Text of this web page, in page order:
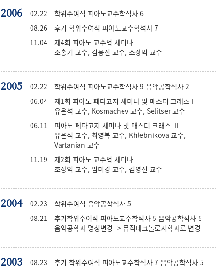
2006 02.22
학위수여식 피아노교수학석사 6
08.26
후기 학위수여식 피아노교수학석사 7
11.04
제4회 피아노 교수법 세미나
조홍기 교수, 김용진 교수, 조상익 교수
2005 02.22
학위수여식 피아노교수학석사 9 음악공학석사 2
06.04
제1회 피아노 페다고지 세미나 및 매스터 크래스Ⅰ
유은석 교수, Kosmachev 교수, Selitser 교수
06.11
피아노 페다고지 세미나 및 매스터 크래스 Ⅱ
유은석 교수, 최영복 교수, Khlebnikova 교수,
Vartanian 교수
11.19
제2회 피아노 교수법 세미나
조상익 교수, 임미경 교수, 김영전 교수
2004 02.23
학위수여식 음악공학석사 5
08.21
후기학위수여식 피아노교수학석사 5 음악공학석사 5
음악공학과 명칭변경 -> 뮤직테크놀로지학과로 변경
2003 08.23 후기 학위수여식 피아노교수학석사 7 음악공학석사 5